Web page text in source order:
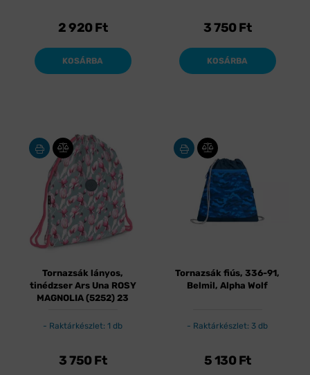
2 920 Ft
KOSÁRBA
3 750 Ft
KOSÁRBA
Tornazsák lányos,
tinédzser Ars Una ROSY
MAGNOLIA (5252) 23
Raktárkészlet: 1 db
3 750 Ft
Tornazsák fiús, 336-91,
Belmil, Alpha Wolf
Raktárkészlet: 3 db
5 130 Ft